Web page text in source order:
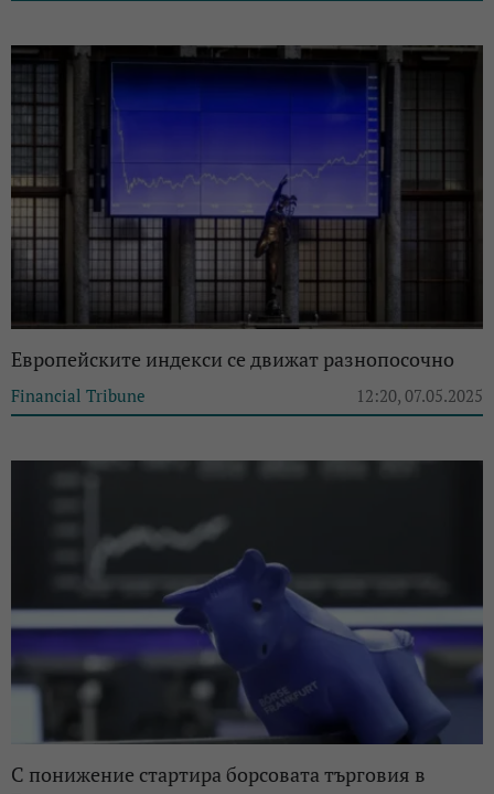
Европейските индекси се движат разнопосочно
Financial Tribune 12:20, 07.05.2025
С понижение стартира борсовата търговия в